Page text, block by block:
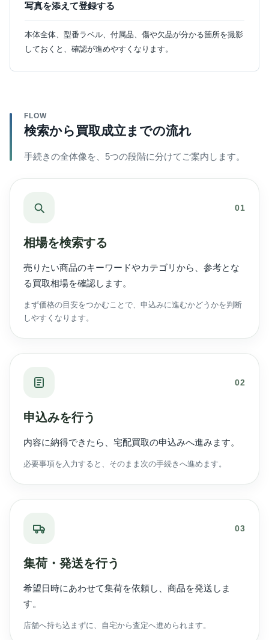
写真を添えて登録する
本体全体、型番ラベル、付属品、傷や欠品が分かる箇所を撮影
しておくと、確認が進めやすくなります。
FLOW
検索から買取成立までの流れ
手続きの全体像を、5つの段階に分けてご案内します。
01
相場を検索する
売りたい商品のキーワードやカテゴリから、参考とな
る買取相場を確認します。
まず価格の目安をつかむことで、申込みに進むかどうかを判断
しやすくなります。
02
申込みを行う
内容に納得できたら、宅配買取の申込みへ進みます。
必要事項を入力すると、そのまま次の手続きへ進めます。
03
集荷・発送を行う
希望日時にあわせて集荷を依頼し、商品を発送しま
す。
店舗へ持ち込まずに、自宅から査定へ進められます。